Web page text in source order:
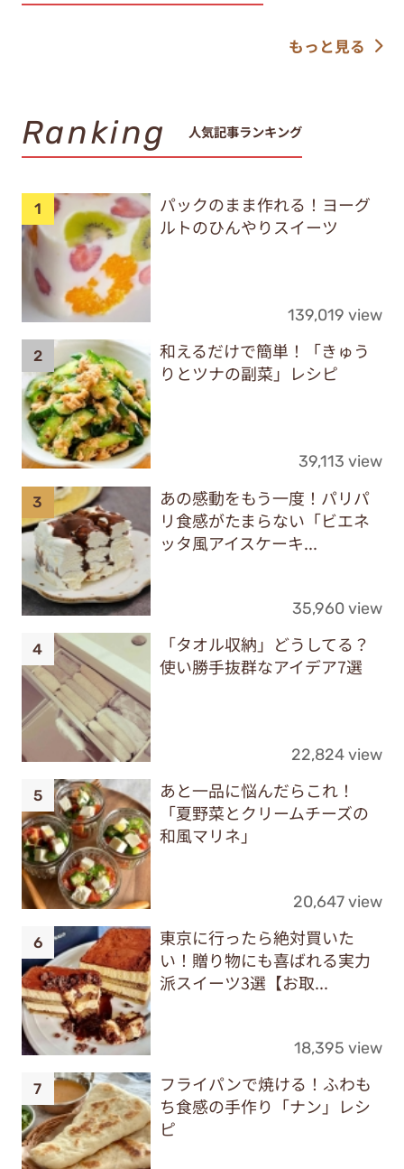
もっと見る
Ranking 人気記事ランキング
パックのまま作れる！ヨーグ
ルトのひんやりスイーツ
139,019 view
和えるだけで簡単！「きゅう
りとツナの副菜」レシピ
39,113 view
あの感動をもう一度！パリパ
リ食感がたまらない「ビエネ
ッタ風アイスケーキ...
35,960 view
「タオル収納」どうしてる？
使い勝手抜群なアイデア7選
22,824 view
あと一品に悩んだらこれ！
「夏野菜とクリームチーズの
和風マリネ」
20,647 view
東京に行ったら絶対買いた
い！贈り物にも喜ばれる実力
派スイーツ3選【お取...
18,395 view
フライパンで焼ける！ふわも
ち食感の手作り「ナン」レシ
ピ